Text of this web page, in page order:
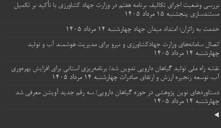
بررسی وضعیت اجرای تکالیف برنامه هفتم در وزارت جهاد کشاورزی با تأکید بر تکمیل
مستندسازی پنجشنبه ۱۵ مرداد ۱۴۰۵
خدمت به زائران؛ امتداد میدان جهاد چهارشنبه ۱۴ مرداد ۱۴۰۵
اتصال سامانه‌های وزارت جهادکشاورزی و نیرو برای مدیریت هوشمند آب و تولید
چهارشنبه ۱۴ مرداد ۱۴۰۵
نقشه راه ملی تولید گیاهان دارویی تدوین شد/ برنامه‌ریزی استانی برای افزایش بهره‌وری
آب، توسعه زنجیره ارزش و ارتقای صادرات چهارشنبه ۱۴ مرداد ۱۴۰۵
دستاوردهای نوین پژوهشی در حوزه گیاهان دارویی/ سه رقم جدید آویشن معرفی شد
چهارشنبه ۱۴ مرداد ۱۴۰۵